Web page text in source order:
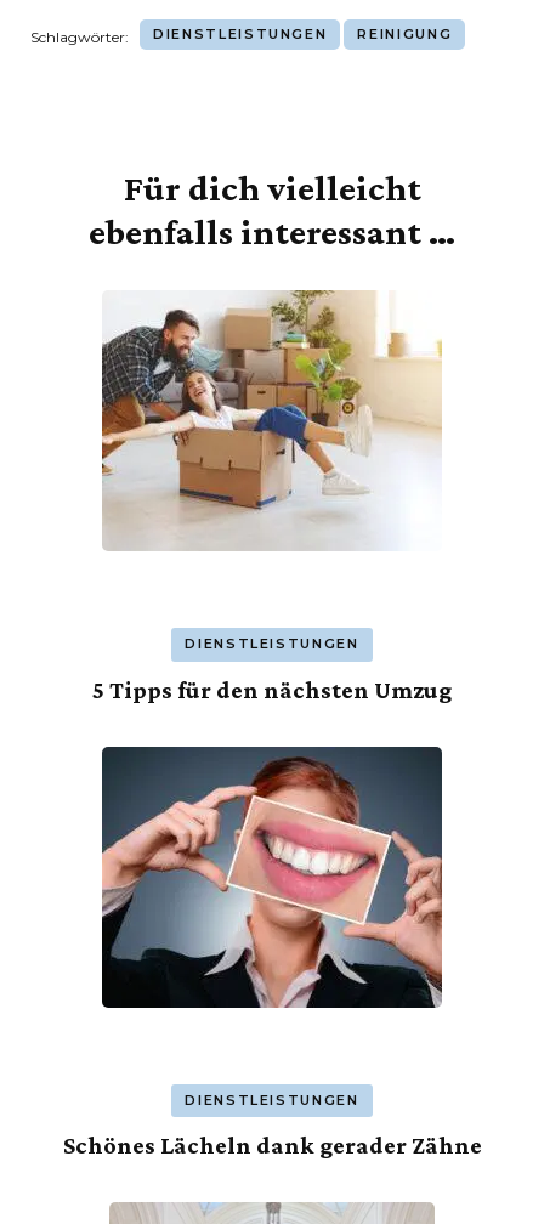
Schlagwörter: DIENSTLEISTUNGEN REINIGUNG
BeitragsnavigationFür dich vielleicht
ebenfalls interessant …
DIENSTLEISTUNGEN
5 Tipps für den nächsten Umzug
DIENSTLEISTUNGEN
Schönes Lächeln dank gerader Zähne